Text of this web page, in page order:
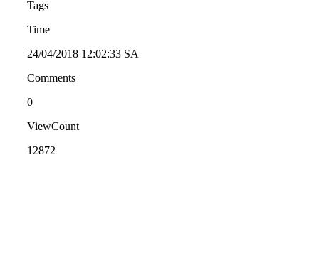
Tags
Time
24/04/2018 12:02:33 SA
Comments
0
ViewCount
12872